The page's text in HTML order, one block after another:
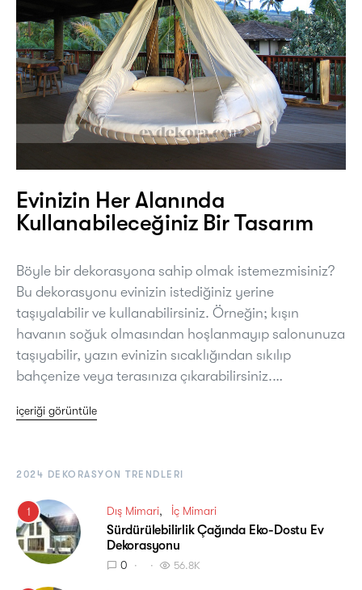
Evinizin Her Alanında
Kullanabileceğiniz Bir Tasarım
Böyle bir dekorasyona sahip olmak istemezmisiniz?
Bu dekorasyonu evinizin istediğiniz yerine
taşıyalabilir ve kullanabilirsiniz. Örneğin; kışın
havanın soğuk olmasından hoşlanmayıp salonunuza
taşıyabilir, yazın evinizin sıcaklığından sıkılıp
bahçenize veya terasınıza çıkarabilirsiniz.…
içeriği görüntüle
2024 DEKORASYON TRENDLERI
1 Dış Mimari İç Mimari
Sürdürülebilirlik Çağında Eko-Dostu Ev
Dekorasyonu
0 56.8K